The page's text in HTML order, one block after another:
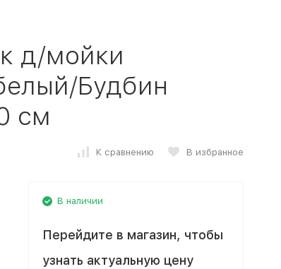
д/мойки
Будбин
см
К сравнению В избранное
В наличии
Перейдите в магазин, чтобы
узнать актуальную цену